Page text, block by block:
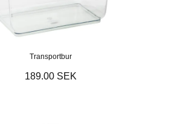
Transportbur
189.00 SEK